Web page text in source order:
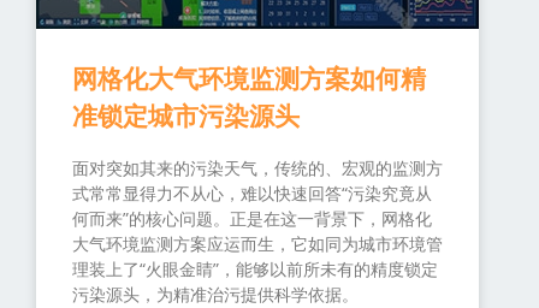
网格化大气环境监测方案如何精
准锁定城市污染源头
面对突如其来的污染天气，传统的、宏观的监测方
式常常显得力不从心，难以快速回答“污染究竟从
何而来”的核心问题。正是在这一背景下，网格化
大气环境监测方案应运而生，它如同为城市环境管
理装上了“火眼金睛”，能够以前所未有的精度锁定
污染源头，为精准治污提供科学依据。